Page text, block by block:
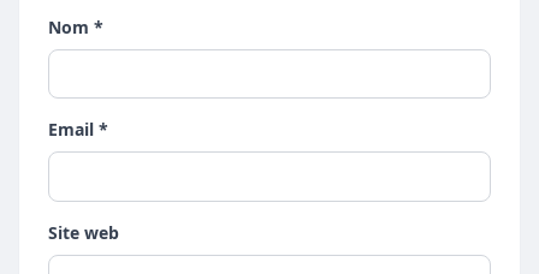
Nom *
Email *
Site web